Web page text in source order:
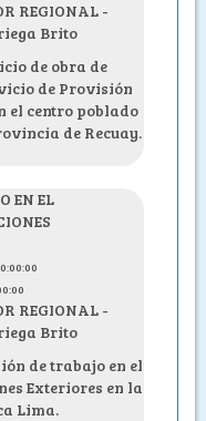
REGIONAL -
Brito
de obra de
de Provisión
el centro poblado
de Recuay.
EN EL
REGIONAL -
Brito
de trabajo en el
Exteriores en la
Lima.